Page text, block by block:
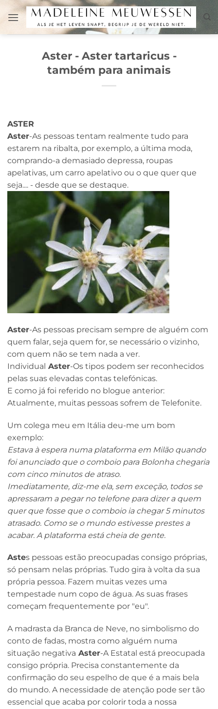
content
Aster - Aster tartaricus -
também para animais
ASTER
Aster-As pessoas tentam realmente tudo para
estarem na ribalta, por exemplo, a última moda,
comprando-a demasiado depressa, roupas
apelativas, um carro apelativo ou o que quer que
seja.... - desde que se destaque.
Aster-As pessoas precisam sempre de alguém com
quem falar, seja quem for, se necessário o vizinho,
com quem não se tem nada a ver.
Individual Aster-Os tipos podem ser reconhecidos
pelas suas elevadas contas telefónicas.
E como já foi referido no blogue anterior:
Atualmente, muitas pessoas sofrem de Telefonite.
Um colega meu em Itália deu-me um bom
exemplo:
Estava à espera numa plataforma em Milão quando
foi anunciado que o comboio para Bolonha chegaria
com cinco minutos de atraso.
Imediatamente, diz-me ela, sem exceção, todos se
apressaram a pegar no telefone para dizer a quem
quer que fosse que o comboio ia chegar 5 minutos
atrasado. Como se o mundo estivesse prestes a
acabar. A plataforma está cheia de gente.
Astes pessoas estão preocupadas consigo próprias,
só pensam nelas próprias. Tudo gira à volta da sua
própria pessoa. Fazem muitas vezes uma
tempestade num copo de água. As suas frases
começam frequentemente por "eu".
A madrasta da Branca de Neve, no simbolismo do
conto de fadas, mostra como alguém numa
situação negativa Aster-A Estatal está preocupada
consigo própria. Precisa constantemente da
confirmação do seu espelho de que é a mais bela
do mundo. A necessidade de atenção pode ser tão
essencial que acaba por colorir toda a nossa